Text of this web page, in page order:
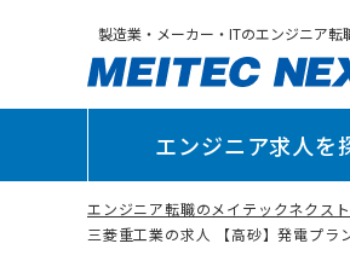
製造業・メーカー・ITのエンジニア転
エンジニア求人を
エンジニア転職のメイテックネクス
三菱重工業の求人 【高砂】発電プ